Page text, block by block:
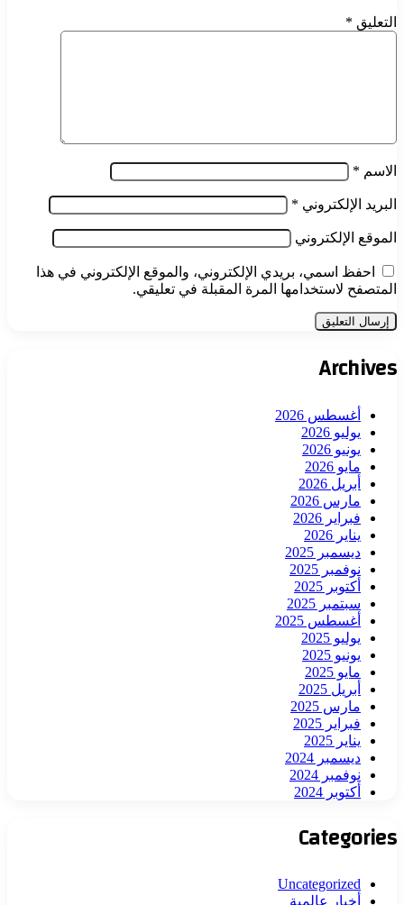
التعليق *
الاسم *
البريد الإلكتروني *
الموقع الإلكتروني
احفظ اسمي، بريدي الإلكتروني، والموقع الإلكتروني في هذا
المتصفح لاستخدامها المرة المقبلة في تعليقي.
Archives
أغسطس 2026
يوليو 2026
يونيو 2026
مايو 2026
أبريل 2026
مارس 2026
فبراير 2026
يناير 2026
ديسمبر 2025
نوفمبر 2025
أكتوبر 2025
سبتمبر 2025
أغسطس 2025
يوليو 2025
يونيو 2025
مايو 2025
أبريل 2025
مارس 2025
فبراير 2025
يناير 2025
ديسمبر 2024
نوفمبر 2024
أكتوبر 2024
Categories
Uncategorized
أخبار عالمية